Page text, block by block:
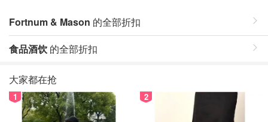
Fortnum & Mason 的全部折扣
食品酒饮 的全部折扣
大家都在抢
1 2